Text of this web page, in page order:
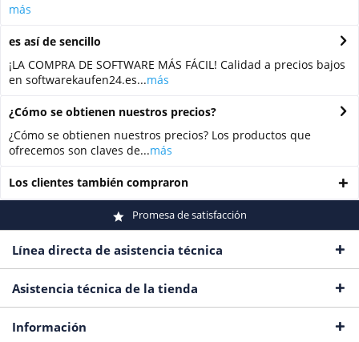
más
es así de sencillo
¡LA COMPRA DE SOFTWARE MÁS FÁCIL! Calidad a precios bajos
en softwarekaufen24.es...más
¿Cómo se obtienen nuestros precios?
¿Cómo se obtienen nuestros precios? Los productos que
ofrecemos son claves de...más
Los clientes también compraron
Promesa de satisfacción
Línea directa de asistencia técnica
Asistencia técnica de la tienda
Información